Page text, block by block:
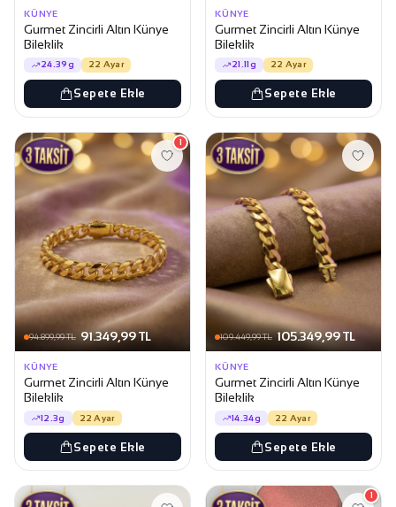
KÜNYE
Gurmet Zincirli Altın Künye
Bileklik
24.39g 22 Ayar
Sepete Ekle
KÜNYE
Gurmet Zincirli Altın Künye
Bileklik
21.11g 22 Ayar
Sepete Ekle
94.899,99 TL 91.349,99 TL
1
KÜNYE
Gurmet Zincirli Altın Künye
Bileklik
12.3g 22 Ayar
Sepete Ekle
109.449,99 TL 105.349,99 TL
KÜNYE
Gurmet Zincirli Altın Künye
Bileklik
14.34g 22 Ayar
Sepete Ekle
1